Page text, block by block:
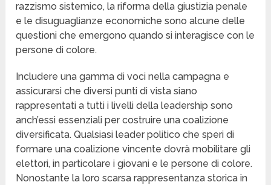
razzismo sistemico, la riforma della giustizia penale
e le disuguaglianze economiche sono alcune delle
questioni che emergono quando si interagisce con le
persone di colore.
Includere una gamma di voci nella campagna e
assicurarsi che diversi punti di vista siano
rappresentati a tutti i livelli della leadership sono
anch’essi essenziali per costruire una coalizione
diversificata. Qualsiasi leader politico che speri di
formare una coalizione vincente dovrà mobilitare gli
elettori, in particolare i giovani e le persone di colore.
Nonostante la loro scarsa rappresentanza storica in